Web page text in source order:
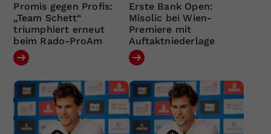
Promis gegen Profis:
„Team Schett“
triumphiert erneut
beim Rado-ProAm
Erste Bank Open:
Misolic bei Wien-
Premiere mit
Auftaktniederlage